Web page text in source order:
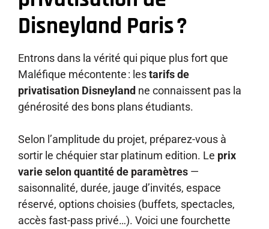
Disneyland Paris ?
Entrons dans la vérité qui pique plus fort que
Maléfique mécontente : lestarifs de
privatisation Disneyland ne connaissent pas la
générosité des bons plans étudiants.
Selon l’amplitude du projet, préparez-vous à
sortir le chéquier star platinum edition. Le prix
varie selon quantité de paramètres —
saisonnalité, durée, jauge d’invités, espace
réservé, options choisies (buffets, spectacles,
accès fast-pass privé…). Voici une fourchette